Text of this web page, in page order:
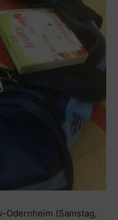
Odernheim (Samstag,